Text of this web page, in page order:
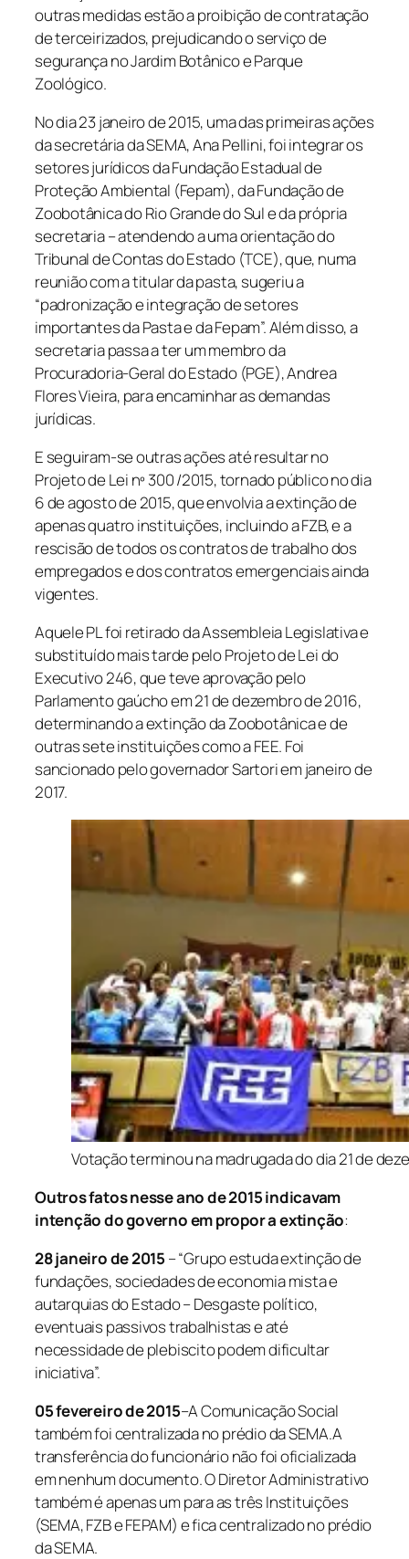
outras medidas estão a proibição de contratação
de terceirizados, prejudicando o serviço de
segurança no Jardim Botânico e Parque
Zoológico.
No dia 23 janeiro de 2015, uma das primeiras ações
da secretária da SEMA, Ana Pellini, foi integrar os
setores jurídicos da Fundação Estadual de
Proteção Ambiental (Fepam), da Fundação de
Zoobotânica do Rio Grande do Sul e da própria
secretaria – atendendo a uma orientação do
Tribunal de Contas do Estado (TCE), que, numa
reunião com a titular da pasta, sugeriu a
“padronização e integração de setores
importantes da Pasta e da Fepam”. Além disso, a
secretaria passa a ter um membro da
Procuradoria-Geral do Estado (PGE), Andrea
Flores Vieira, para encaminhar as demandas
jurídicas.
E seguiram-se outras ações até resultar no
Projeto de Lei nº 300 /2015, tornado público no dia
6 de agosto de 2015, que envolvia a extinção de
apenas quatro instituições, incluindo a FZB, e a
rescisão de todos os contratos de trabalho dos
empregados e dos contratos emergenciais ainda
vigentes.
Aquele PL foi retirado da Assembleia Legislativa e
substituído mais tarde pelo Projeto de Lei do
Executivo 246, que teve aprovação pelo
Parlamento gaúcho em 21 de dezembro de 2016,
determinando a extinção da Zoobotânica e de
outras sete instituições como a FEE. Foi
sancionado pelo governador Sartori em janeiro de
2017.
Votação terminou na madrugada do dia 21 de
Outros fatos nesse ano de 2015 indicavam
intenção do governo em propor a extinção:
28 janeiro de 2015 – “Grupo estuda extinção de
fundações, sociedades de economia mista e
autarquias do Estado – Desgaste político,
eventuais passivos trabalhistas e até
necessidade de plebiscito podem dificultar
iniciativa”.
05 fevereiro de 2015–A Comunicação Social
também foi centralizada no prédio da SEMA.A
transferência do funcionário não foi oficializada
em nenhum documento. O Diretor Administrativo
também é apenas um para as três Instituições
(SEMA, FZB e FEPAM) e fica centralizado no prédio
da SEMA.